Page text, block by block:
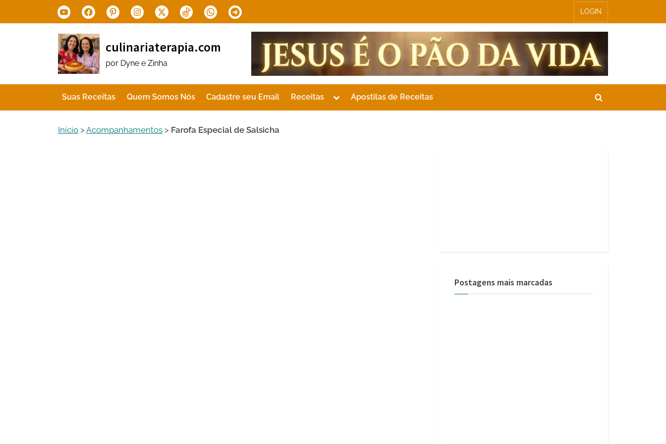
to
YoutubeFacebookPinterestInstagram
X.com Tiktok WhatsAppTelegram LOGIN
culinariaterapia.com
por Dyne e Zinha
Suas Receitas Quem Somos Nós Cadastre seu Email Receitas
Toggle
menu
Apostilas de Receitas
Toggle
Início > Acompanhamentos > Farofa Especial de Salsicha
Postagens mais marcadas